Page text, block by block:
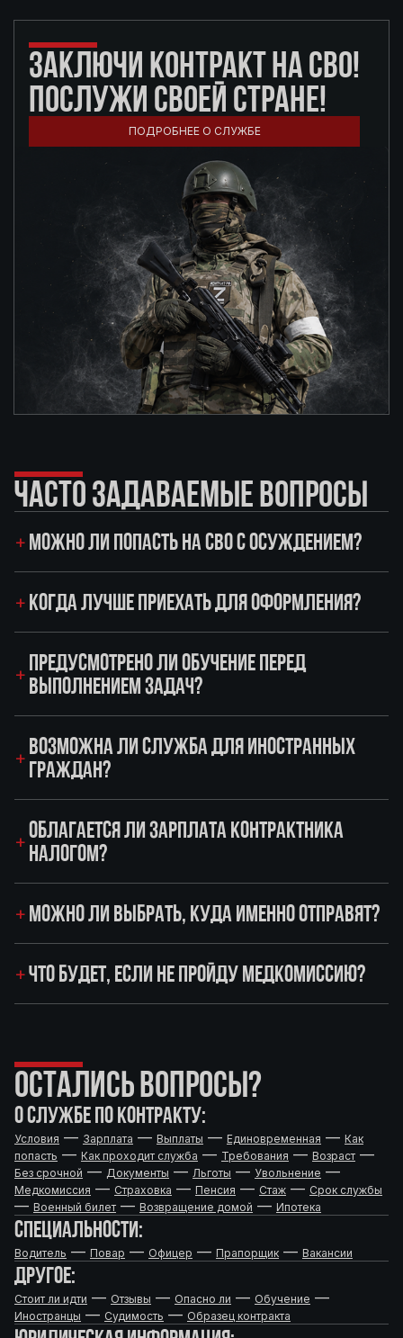
ЗАКЛЮЧИ КОНТРАКТ НА СВО!
ПОСЛУЖИ СВОЕЙ СТРАНЕ!
ПОДРОБНЕЕ О СЛУЖБЕ
ЧАСТО ЗАДАВАЕМЫЕ ВОПРОСЫ
МОЖНО ЛИ ПОПАСТЬ НА СВО С ОСУЖДЕНИЕМ?
КОГДА ЛУЧШЕ ПРИЕХАТЬ ДЛЯ ОФОРМЛЕНИЯ?
ПРЕДУСМОТРЕНО ЛИ ОБУЧЕНИЕ ПЕРЕД
ВЫПОЛНЕНИЕМ ЗАДАЧ?
ВОЗМОЖНА ЛИ СЛУЖБА ДЛЯ ИНОСТРАННЫХ
ГРАЖДАН?
ОБЛАГАЕТСЯ ЛИ ЗАРПЛАТА КОНТРАКТНИКА
НАЛОГОМ?
МОЖНО ЛИ ВЫБРАТЬ, КУДА ИМЕННО ОТПРАВЯТ?
ЧТО БУДЕТ, ЕСЛИ НЕ ПРОЙДУ МЕДКОМИССИЮ?
ОСТАЛИСЬ ВОПРОСЫ?
О СЛУЖБЕ ПО КОНТРАКТУ:
Условия — Зарплата — Выплаты — Единовременная — Как
попасть — Как проходит служба — Требования — Возраст —
Без срочной — Документы — Льготы — Увольнение —
Медкомиссия — Страховка — Пенсия — Стаж — Срок службы
— Военный билет — Возвращение домой — Ипотека
СПЕЦИАЛЬНОСТИ:
Водитель — Повар — Офицер — Прапорщик — Вакансии
ДРУГОЕ:
Стоит ли идти — Отзывы — Опасно ли — Обучение —
Иностранцы — Судимость — Образец контракта